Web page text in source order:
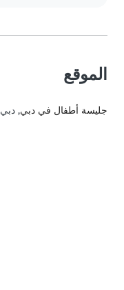
الموقع
جليسة أطفال في دبي, دبي